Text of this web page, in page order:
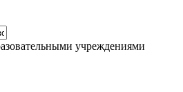
учреждениями